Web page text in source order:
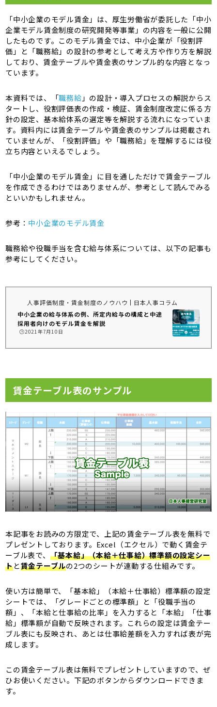
「中小企業のモデル賃金」は、厚生労働省が委託した「中小
企業モデル賃金制度の研究開発等事業」の内容を一般に公開
したものです。このモデル賃金では、中小企業が「役割評
価」と「職務給」の設計の参考として考え方や作り方を解説
しており、賃金テーブルや賃金表のサンプル的な内容となっ
ています。
本資料では、「職務給 」の設計・導入プロセスの解説からス
タートし、役割評価表の作成・検証、賃金制度改定に係る方
針の設定、基本給体系の選定等を解説する流れになっていま
す。資料内には賃金テーブルや賃金表のサンプルは掲載され
ていませんが、「役割評価」や「職務給」を理解するには役
立ち内容といえるでしょう。
「中小企業のモデル賃金」に目を通しただけで賃金テーブル
を作成できるわけではありませんが、参考として読んでみる
といいかもしれません。
参考： 中小企業のモデル賃金
職務給や役職手当を含む給与体系については、以下の記事も
参考にしてください。
人事評価制度・賃金制度のノウハウ | 日本人事コラム
中小企業の給与体系の例、所定内給与の構成と中途
採用者向けのモデル賃金を解説
🕒️2021年7月10日
賃金テーブル表のサンプル
本記事をお読みの方限定で、上記の賃金テーブル表を無料で
プレゼントしております。Excel（エクセル）で動く賃金テ
ーブル表で、 「基本給」（本給＋仕事給）標準額の設定シー
トと賃金テーブルの2つのシートが連動する仕組みです。
使い方は簡単で、「基本給」（本給＋仕事給）標準額の設定
シートでは、「グレードごとの標準額」と「役職手当の
額」、「本給と仕事給の比率」を入力すると「本給」「仕事
給」標準額が自動で反映されます。これらの設定は賃金テー
ブル表にも反映され、あとは仕事給差額を入力すれば表が完
成します。
この賃金テーブル表は無料でプレゼントしていますので、ぜ
ひお使いください。下記のボタンからダウンロードできま
す。